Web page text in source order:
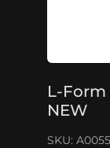
L-Form
NEW
SKU: